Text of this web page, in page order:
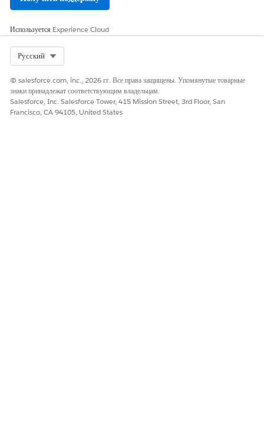
Используется Experience Cloud
Русский
© salesforce.com, inc., 2026 гг. Все права защищены. Упомянутые товарные
знаки принадлежат соответствующим владельцам.
Salesforce, Inc. Salesforce Tower, 415 Mission Street, 3rd Floor, San
Francisco, CA 94105, United States